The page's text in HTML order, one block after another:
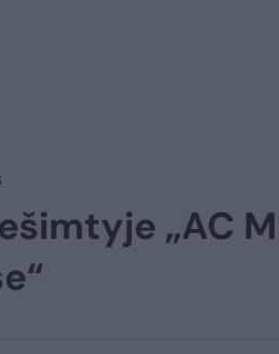
„AC